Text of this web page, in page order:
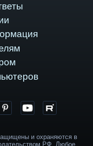
и охраняются в
РФ. Любое